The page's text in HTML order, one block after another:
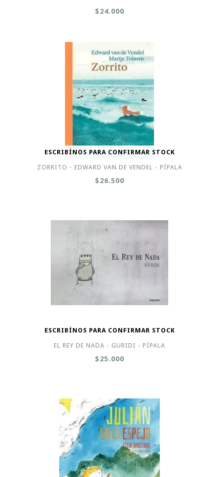
$24.000
ESCRIBÍNOS PARA CONFIRMAR STOCK
ZORRITO - EDWARD VAN DE VENDEL - PÍPALA
$26.500
ESCRIBÍNOS PARA CONFIRMAR STOCK
EL REY DE NADA - GURIDI - PÍPALA
$25.000